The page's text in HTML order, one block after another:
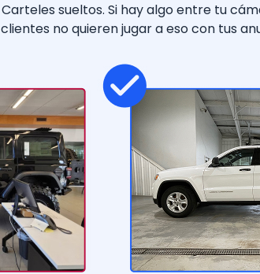
sueltos. Si hay algo entre tu
no quieren jugar a eso con tus